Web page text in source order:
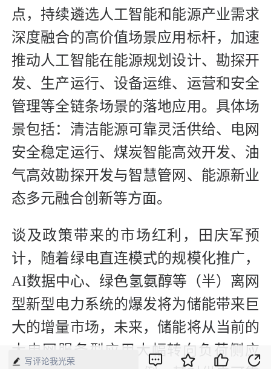
点，持续遴选人工智能和能源产业需求
深度融合的高价值场景应用标杆，加速
推动人工智能在能源规划设计、勘探开
发、生产运行、设备运维、运营和安全
管理等全链条场景的落地应用。具体场
景包括：清洁能源可靠灵活供给、电网
安全稳定运行、煤炭智能高效开发、油
气高效勘探开发与智慧管网、能源新业
态多元融合创新等方面。
谈及政策带来的市场红利，田庆军预
计，随着绿电直连模式的规模化推广，
AI数据中心、绿色氢氨醇等（半）离网
型新型电力系统的爆发将为储能带来巨
大的增量市场，未来，储能将从当前的
大电网服务型应用大幅转向负荷侧应
写评论我光荣